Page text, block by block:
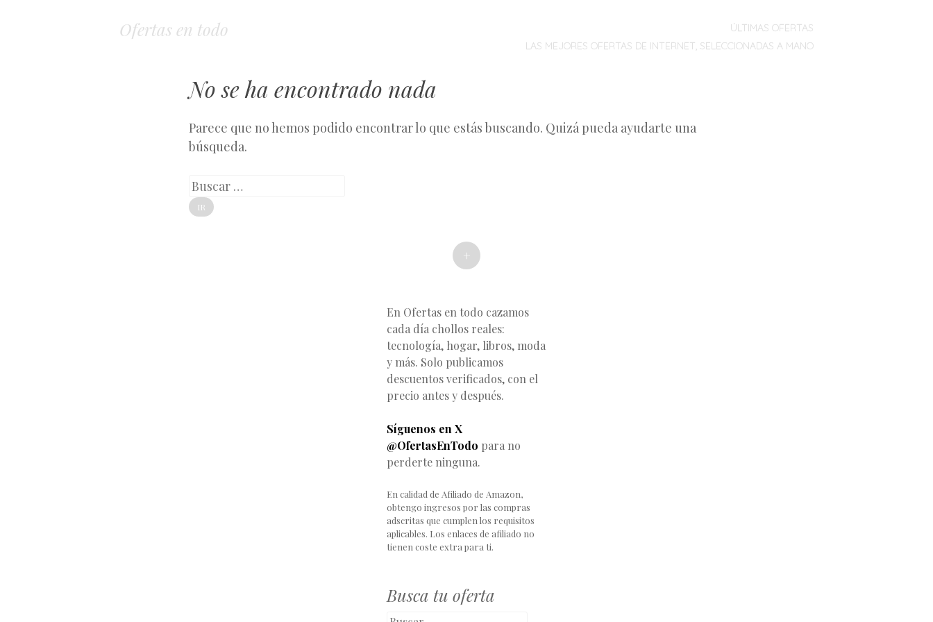
Ofertas en todo
ÚLTIMAS OFERTAS
LAS MEJORES OFERTAS DE INTERNET, SELECCIONADAS A MANO
No se ha encontrado nada
Parece que no hemos podido encontrar lo que estás buscando. Quizá pueda ayudarte una
búsqueda.
Buscar
+
En Ofertas en todo cazamos
cada día chollos reales:
tecnología, hogar, libros, moda
y más. Solo publicamos
descuentos verificados, con el
precio antes y después.
Síguenos en X
@OfertasEnTodo para no
perderte ninguna.
En calidad de Afiliado de Amazon,
obtengo ingresos por las compras
adscritas que cumplen los requisitos
aplicables. Los enlaces de afiliado no
tienen coste extra para ti.
Busca tu oferta
Buscar